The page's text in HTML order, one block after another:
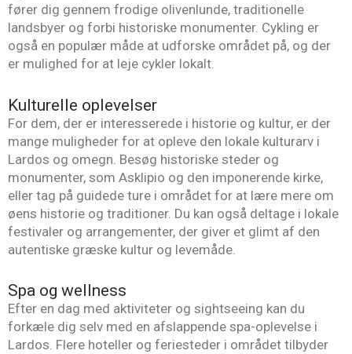
fører dig gennem frodige olivenlunde, traditionelle
landsbyer og forbi historiske monumenter. Cykling er
også en populær måde at udforske området på, og der
er mulighed for at leje cykler lokalt.
Kulturelle oplevelser
For dem, der er interesserede i historie og kultur, er der
mange muligheder for at opleve den lokale kulturarv i
Lardos og omegn. Besøg historiske steder og
monumenter, som Asklipio og den imponerende kirke,
eller tag på guidede ture i området for at lære mere om
øens historie og traditioner. Du kan også deltage i lokale
festivaler og arrangementer, der giver et glimt af den
autentiske græske kultur og levemåde.
Spa og wellness
Efter en dag med aktiviteter og sightseeing kan du
forkæle dig selv med en afslappende spa-oplevelse i
Lardos. Flere hoteller og feriesteder i området tilbyder